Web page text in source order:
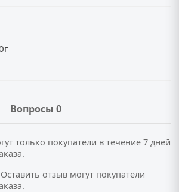
Вопросы 0
только покупатели в течение 7 дней
отзыв могут покупатели